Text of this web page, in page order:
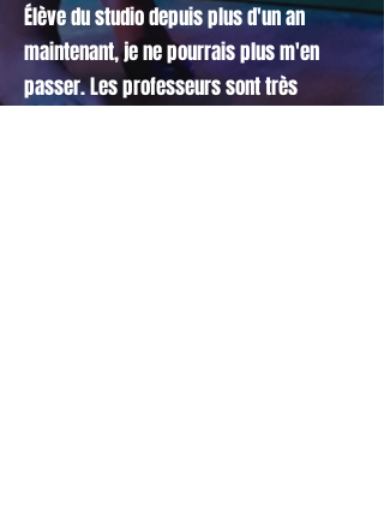
Élève du studio depuis plus d'un an
maintenant, je ne pourrais plus m'en
passer. Les professeurs sont très